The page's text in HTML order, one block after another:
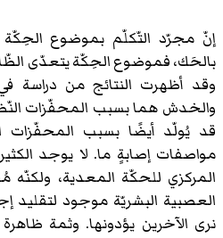
إنّ مجرّد التّكلّم بموضوع الحِكّة
بالحَك، فموضوع الحِكّة يتعدّى
وقد أظهرت النتائج من دراسة
والخدش هما بسبب المحفّزات
قد يُولّد أيضًا بسبب المحفّزات
مواصفات إصابةٍ ما. لا يوجد
المركزي للحكّة المعدية، ولكنّه
العصبية البشريّة موجود لتقليد
نرى الآخرين يؤدونها. وثمة